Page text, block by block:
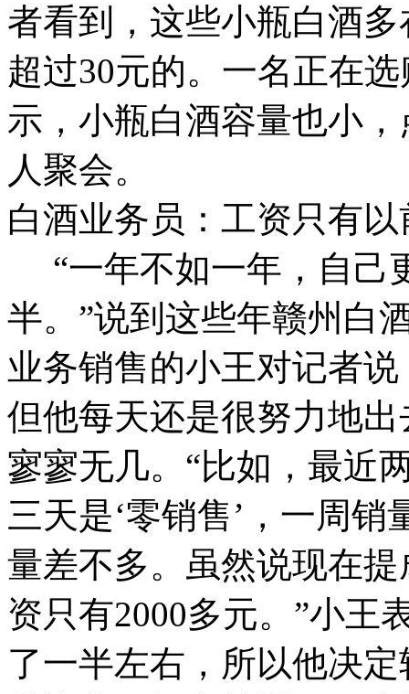
者看到，这些小瓶白酒
超过30元的。一名正在
示，小瓶白酒容量也小
人聚会。
白酒业务员：工资只有
“一年不如一年，自己
半。”说到这些年赣州白
业务销售的小王对记者
但他每天还是很努力地
寥寥无几。“比如，最近
三天是‘零销售’，一周
量差不多。虽然说现在
资只有2000多元。”小王
了一半左右，所以他决